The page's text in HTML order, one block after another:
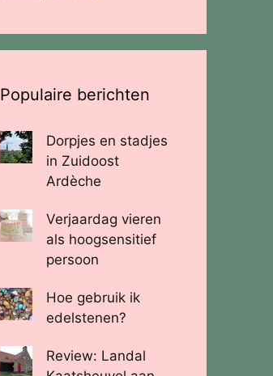
Populaire berichten
Dorpjes en stadjes
in Zuidoost
Ardèche
Verjaardag vieren
als hoogsensitief
persoon
Hoe gebruik ik
edelstenen?
Review: Landal